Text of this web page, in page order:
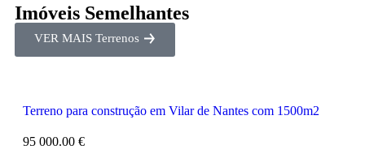
Imóveis Semelhantes
VER MAIS Terrenos
Terreno para construção em Vilar de Nantes com 1500m2
95 000.00 €